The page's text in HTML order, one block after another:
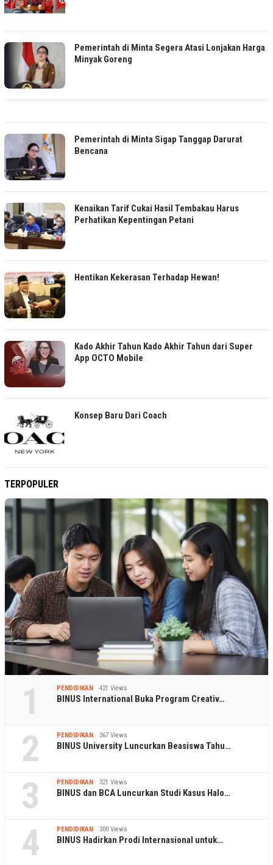
Pemerintah di Minta Segera Atasi Lonjakan Harga
Minyak Goreng
Pemerintah di Minta Sigap Tanggap Darurat
Bencana
Kenaikan Tarif Cukai Hasil Tembakau Harus
Perhatikan Kepentingan Petani
Hentikan Kekerasan Terhadap Hewan!
Kado Akhir Tahun Kado Akhir Tahun dari Super
App OCTO Mobile
Konsep Baru Dari Coach
TERPOPULER
1 PENDIDIKAN 421 Views
BINUS International Buka Program Creativ…
2 PENDIDIKAN 367 Views
BINUS University Luncurkan Beasiswa Tahu…
3 PENDIDIKAN 321 Views
BINUS dan BCA Luncurkan Studi Kasus Halo…
4 PENDIDIKAN 300 Views
BINUS Hadirkan Prodi Internasional untuk…